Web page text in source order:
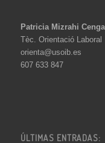
Patricia Mizrahi
Tèc. Orientació Laboral
orienta@usoib.es
607 633 847
ÚLTIMAS ENTRADAS: